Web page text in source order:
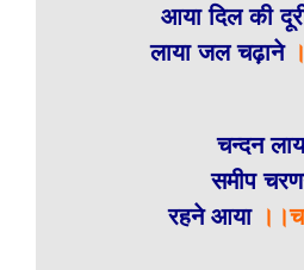
आया दिल की
लाया जल चढ़ाने
चन्दन
समीप
रहने आया